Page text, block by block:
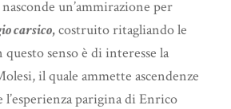
un’ammirazione per
carsico,costruito ritagliando le
senso è di interesse la
il quale ammette ascendenze
l’esperienza parigina di Enrico